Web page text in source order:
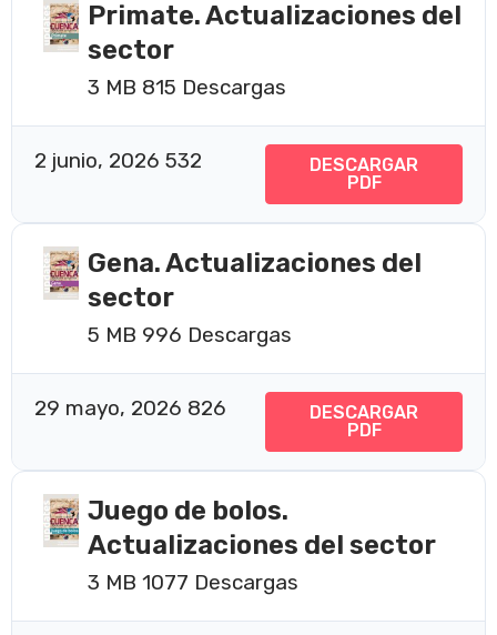
Primate. Actualizaciones del
sector
3 MB 815 Descargas
2 junio, 2026 532
DESCARGAR
PDF
Gena. Actualizaciones del
sector
5 MB 996 Descargas
29 mayo, 2026 826
DESCARGAR
PDF
Juego de bolos.
Actualizaciones del sector
3 MB 1077 Descargas